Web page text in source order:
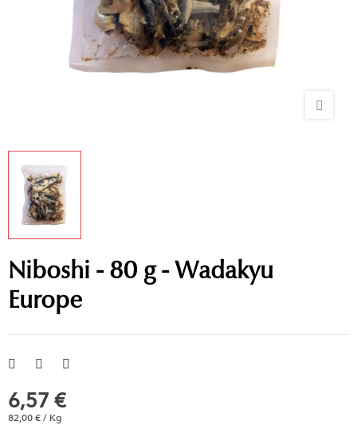
Niboshi - 80 g - Wadakyu
Europe
6,57 €
82,00 € / Kg